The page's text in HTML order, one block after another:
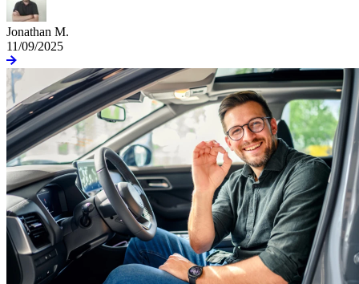
Jonathan M.
11/09/2025